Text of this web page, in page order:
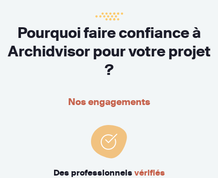
Pourquoi faire confiance à
Archidvisor pour votre projet
?
Nos engagements
Des professionnels vérifiés